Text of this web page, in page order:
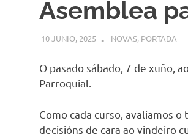
Asemblea
10 JUNIO, 2025 COMUNIDADE
NOVAS, PORTADA
O pasado sábado, 7 de xuño,
Parroquial.
Como cada curso, avaliamos
decisións de cara ao vindeiro